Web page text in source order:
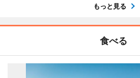
もっと見る
食べる